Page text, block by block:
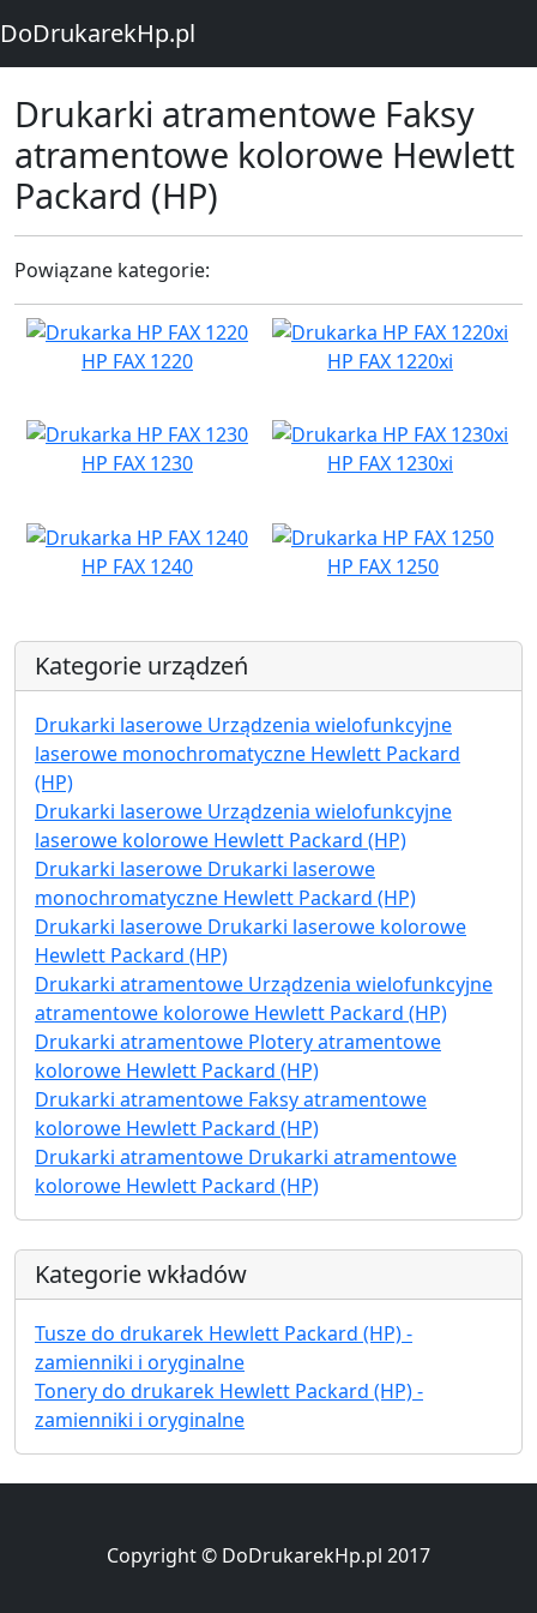
DoDrukarekHp.pl
Drukarki atramentowe Faksy
atramentowe kolorowe Hewlett
Packard (HP)
Powiązane kategorie:
HP FAX 1220 HP FAX 1220xi
HP FAX 1230 HP FAX 1230xi
HP FAX 1240 HP FAX 1250
Kategorie urządzeń
Drukarki laserowe Urządzenia wielofunkcyjne
laserowe monochromatyczne Hewlett Packard
(HP)
Drukarki laserowe Urządzenia wielofunkcyjne
laserowe kolorowe Hewlett Packard (HP)
Drukarki laserowe Drukarki laserowe
monochromatyczne Hewlett Packard (HP)
Drukarki laserowe Drukarki laserowe kolorowe
Hewlett Packard (HP)
Drukarki atramentowe Urządzenia wielofunkcyjne
atramentowe kolorowe Hewlett Packard (HP)
Drukarki atramentowe Plotery atramentowe
kolorowe Hewlett Packard (HP)
Drukarki atramentowe Faksy atramentowe
kolorowe Hewlett Packard (HP)
Drukarki atramentowe Drukarki atramentowe
kolorowe Hewlett Packard (HP)
Kategorie wkładów
Tusze do drukarek Hewlett Packard (HP) -
zamienniki i oryginalne
Tonery do drukarek Hewlett Packard (HP) -
zamienniki i oryginalne
Copyright © DoDrukarekHp.pl 2017